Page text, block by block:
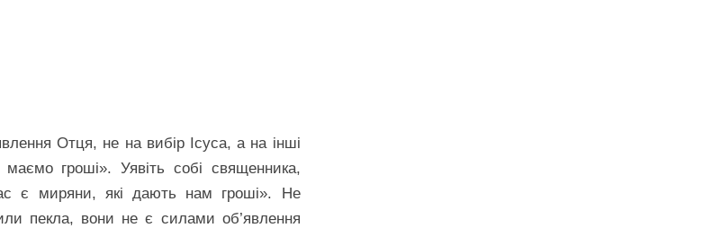
Отця, не на вибір Ісуса, а на інші
гроші». Уявіть собі священника,
є миряни, які дають нам гроші». Не
пекла, вони не є силами об’явлення